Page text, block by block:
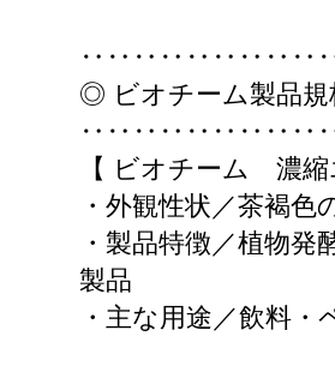
◎ ビオチーム製品規
【 ビオチーム 濃
・外観性状／茶褐
・製品特徴／植物
製品
・主な用途／飲料